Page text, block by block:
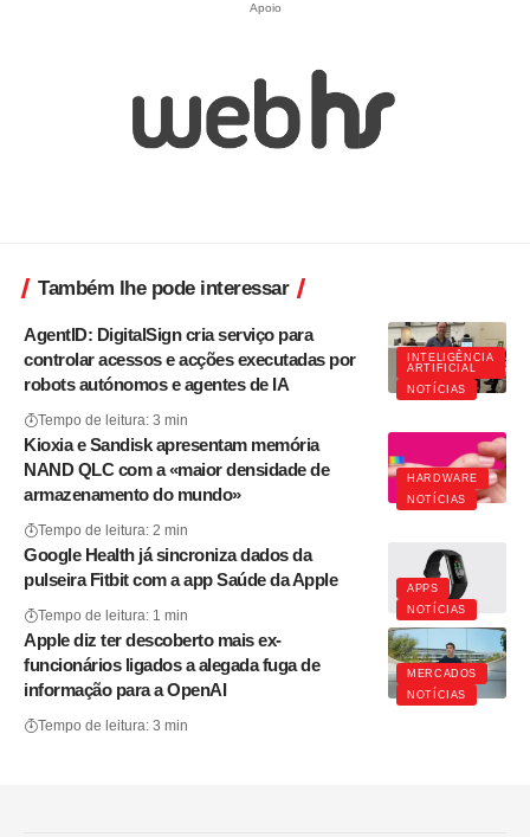
Apoio
Também lhe pode interessar
INTELIGÊNCIA
ARTIFICIAL
NOTÍCIAS
AgentID: DigitalSign cria serviço para
controlar acessos e acções executadas por
robots autónomos e agentes de IA
Tempo de leitura: 3 min
HARDWARE
NOTÍCIAS
Kioxia e Sandisk apresentam memória
NAND QLC com a «maior densidade de
armazenamento do mundo»
Tempo de leitura: 2 min
APPS
NOTÍCIAS
Google Health já sincroniza dados da
pulseira Fitbit com a app Saúde da Apple
Tempo de leitura: 1 min
MERCADOS
NOTÍCIAS
Apple diz ter descoberto mais ex-
funcionários ligados a alegada fuga de
informação para a OpenAI
Tempo de leitura: 3 min